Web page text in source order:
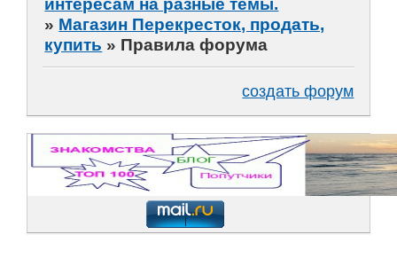
» Магазин Перекресток, продать,
купить » Правила форума
создать форум